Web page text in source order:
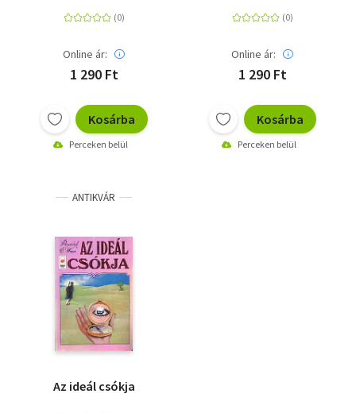
Online ár:
1 290 Ft
Kosárba
Perceken belül
Online ár:
1 290 Ft
Kosárba
Perceken belül
ANTIKVÁR
Az ideál csókja